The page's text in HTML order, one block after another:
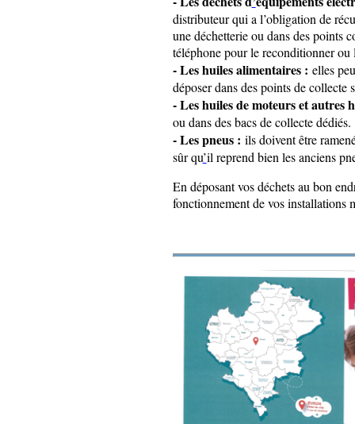
distributeur qui a l’obligation de
une déchetterie ou dans des points
téléphone pour le reconditionner ou
- Les huiles alimentaires : elles
déposer dans des points de collecte
- Les huiles de moteurs et autres
ou dans des bacs de collecte dédiés.
- Les pneus : ils doivent être
sûr qu’il reprend bien les anciens
En déposant vos déchets au bon
fonctionnement de vos installations